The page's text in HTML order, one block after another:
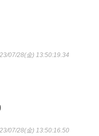
07/28(金) 13:50:19.34
07/28(金) 13:50:16.50